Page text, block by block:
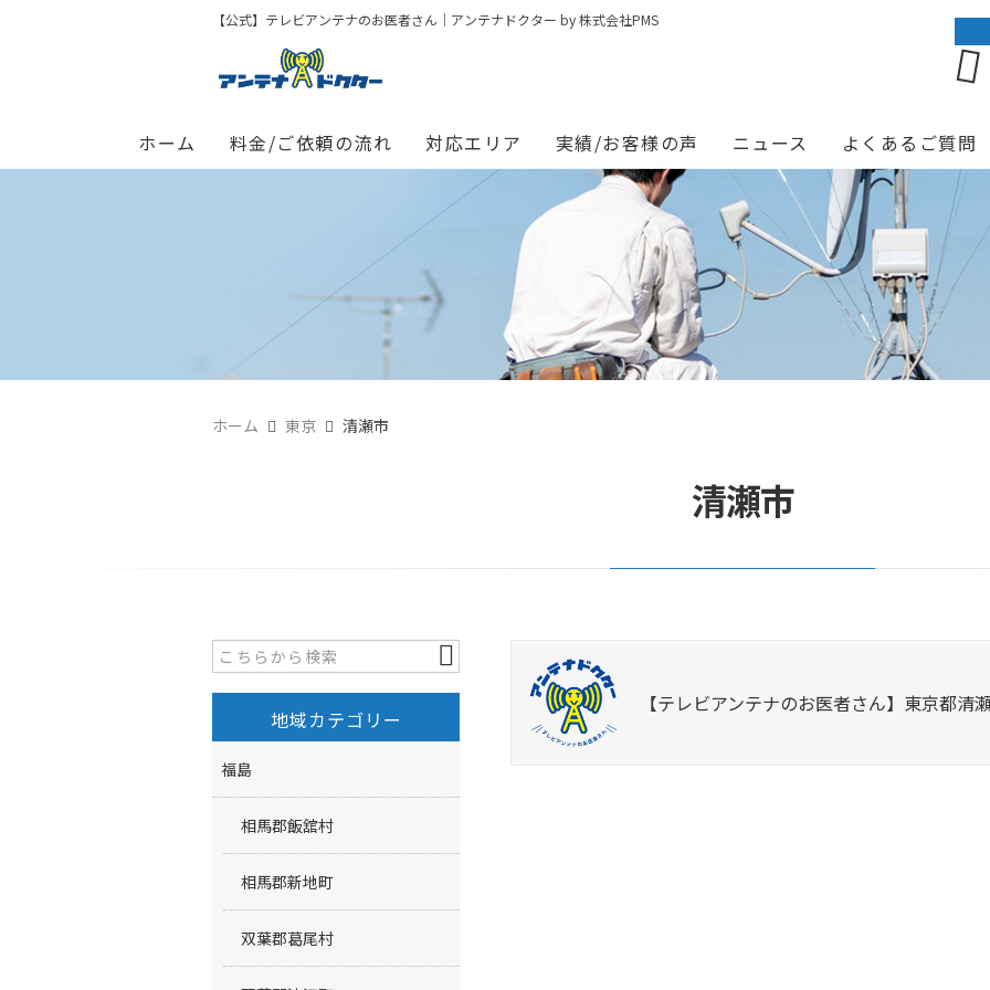
【公式】テレビアンテナのお医者さん｜アンテナドクター by 株式会社PMS
ホーム 料金/ご依頼の流れ 対応エリア 実績/お客様の声 ニュース よくあるご質問
ホーム 東京 清瀬市
清瀬市
【テレビアンテナのお医者さん】東京都清
地域カテゴリー
福島
相馬郡飯舘村
相馬郡新地町
双葉郡葛尾村